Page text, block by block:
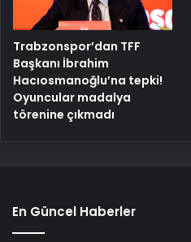
Trabzonspor’dan TFF
Başkanı İbrahim
Hacıosmanoğlu’na tepki!
Oyuncular madalya
törenine çıkmadı
En Güncel Haberler